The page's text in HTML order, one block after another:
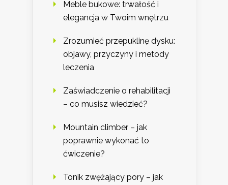
Meble bukowe: trwałość i
elegancja w Twoim wnętrzu
Zrozumieć przepuklinę dysku:
objawy, przyczyny i metody
leczenia
Zaświadczenie o rehabilitacji
– co musisz wiedzieć?
Mountain climber – jak
poprawnie wykonać to
ćwiczenie?
Tonik zwężający pory – jak